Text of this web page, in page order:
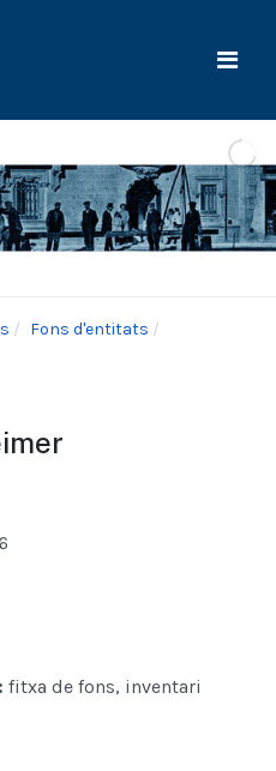
Fons d'entitats
fitxa de fons, inventari